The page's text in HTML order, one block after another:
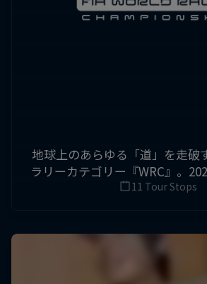
地球上のあらゆる「道」を走破
ラリーカテゴリー『WRC』。
勝田貴元がついにトップチー
信（英語音声）。11月にはラリ
愛知・岐阜で開催。
11 Tour Stops